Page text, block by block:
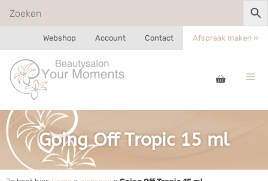
Webshop Account Contact Afspraak maken »
Going Off Tropic 15 ml